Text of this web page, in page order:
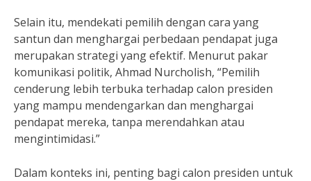
Selain itu, mendekati pemilih dengan cara yang
santun dan menghargai perbedaan pendapat juga
merupakan strategi yang efektif. Menurut pakar
komunikasi politik, Ahmad Nurcholish, “Pemilih
cenderung lebih terbuka terhadap calon presiden
yang mampu mendengarkan dan menghargai
pendapat mereka, tanpa merendahkan atau
mengintimidasi.”
Dalam konteks ini, penting bagi calon presiden untuk